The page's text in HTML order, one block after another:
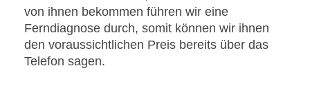
von ihnen bekommen führen wir eine
Ferndiagnose durch, somit können wir ihnen
den voraussichtlichen Preis bereits über das
Telefon sagen.